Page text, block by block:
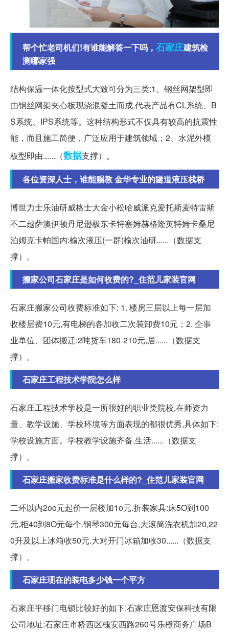
帮个忙老司机们!有谁能解答一下吗， 石家庄建筑检
测哪家强
结构保温一体化按型式大致可分为三类:1、钢丝网架型即
由钢丝网架夹心板现浇混凝土而成,代表产品有CL系统、B
S系统、IPS系统等。这种结构形式不仅具有较高的抗震性
能，而且施工简便，广泛应用于建筑领域；2、水泥外模
板型即由......（数据支撑）。
各位资深人士，谁能赐教 金华专业的隧道液压栈桥
博世力士乐油研威格士大金小松哈威派克爱托斯麦特雷斯
不二越萨澳伊顿丹尼逊极东卡特塞姆赫格隆英特姆卡桑尼
泊姆克卡帕国内:榆次液压(一群)榆次油研......（数据支
撑）。
搬家公司石家庄是如何收费的?_住范儿家装官网
石家庄搬家公司收费标准如下: 1. 楼房三层以上每一层加
收楼层费10元,有电梯的各加收二次装卸费10元；2. 企事
业单位、团体搬迁:2吨货车180-210元,居......（数据支
撑）。
石家庄工程技术学院怎么样
石家庄工程技术学校是一所很好的职业类院校,在师资力
量、教学设施、学校环境等方面表现的都很优秀,具体如下:
学校设施方面。学校教学设施齐备,生活......（数据支
撑）。
石家庄搬家收费标准是什么样的?_住范儿家装官网
二环以内2oo元起价一层楼加1o元.折装家具:床5O到100
元,柜40到8O元每个.钢琴300元每台,大滚筒洗衣机加20,22
0升及以上冰箱收50元.大对开门冰箱加收30......（数据支
撑）。
石家庄现在的装电多少钱一个平方
石家庄平移门电锁比较好的如下:石家庄恩渡安保科技有限
公司地址:石家庄市桥西区槐安西路260号乐橙商务广场B